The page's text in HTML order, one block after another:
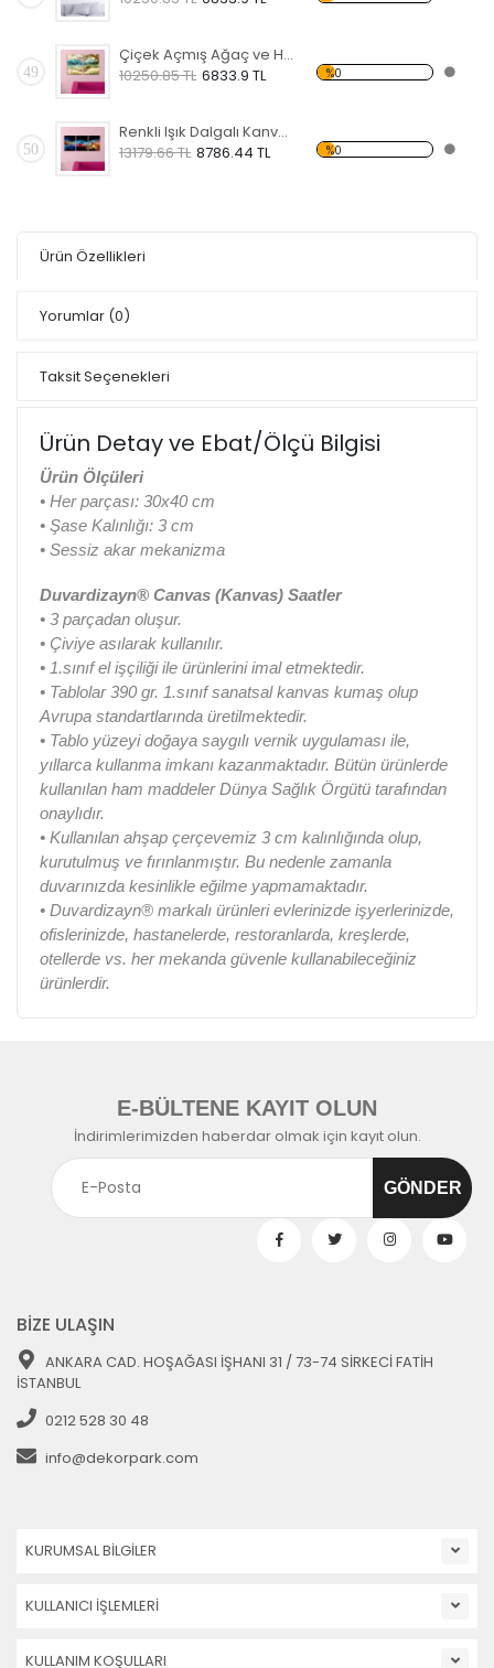
49
Çiçek Açmış Ağaç ve Hamak Kanvas Saat
10250.85 TL 6833.9 TL %0
50
Renkli Işık Dalgalı Kanvas Saat
13179.66 TL 8786.44 TL %0
Ürün Özellikleri
Yorumlar (0)
Taksit Seçenekleri
Ürün Detay ve Ebat/Ölçü Bilgisi
Ürün Ölçüleri
• Her parçası: 30x40 cm
• Şase Kalınlığı: 3 cm
• Sessiz akar mekanizma
Duvardizayn® Canvas (Kanvas) Saatler
• 3 parçadan oluşur.
• Çiviye asılarak kullanılır.
• 1.sınıf el işçiliği ile ürünlerini imal etmektedir.
• Tablolar 390 gr. 1.sınıf sanatsal kanvas kumaş olup
Avrupa standartlarında üretilmektedir.
• Tablo yüzeyi doğaya saygılı vernik uygulaması ile,
yıllarca kullanma imkanı kazanmaktadır. Bütün ürünlerde
kullanılan ham maddeler Dünya Sağlık Örgütü tarafından
onaylıdır.
• Kullanılan ahşap çerçevemiz 3 cm kalınlığında olup,
kurutulmuş ve fırınlanmıştır. Bu nedenle zamanla
duvarınızda kesinlikle eğilme yapmamaktadır.
• Duvardizayn® markalı ürünleri evlerinizde işyerlerinizde,
ofislerinizde, hastanelerde, restoranlarda, kreşlerde,
otellerde vs. her mekanda güvenle kullanabileceğiniz
ürünlerdir.
E-BÜLTENE KAYIT OLUN
İndirimlerimizden haberdar olmak için kayıt olun.
BİZE ULAŞIN
ANKARA CAD. HOŞAĞASI İŞHANI 31 / 73-74 SİRKECİ FATİH
İSTANBUL
0212 528 30 48
info@dekorpark.com
KURUMSAL BİLGİLER
KULLANICI İŞLEMLERİ
KULLANIM KOŞULLARI